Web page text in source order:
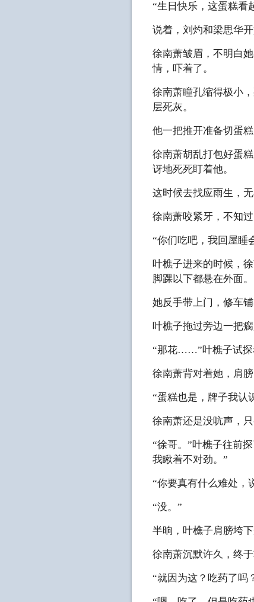
“生日快乐，这蛋糕看
说着，刘灼和梁思华
徐南萧皱眉，不明白
情，吓着了。
徐南萧瞳孔缩得极小
层死灰。
他一把推开准备切蛋
徐南萧胡乱打包好蛋
讶地死死盯着他。
这时候去找应雨生，无
徐南萧咬紧牙，不知
“你们吃吧，我回屋睡
叶樵子进来的时候，
脚踝以下都悬在外面。
她反手带上门，修车
叶樵子拖过旁边一把
“那花……”叶樵子试探
徐南萧背对着她，肩膀
“蛋糕也是，牌子我
徐南萧还是没吭声，
“徐哥。”叶樵子往前
我瞅着不对劲。”
“你要真有什么难处
“没。”
半晌，叶樵子肩膀垮
徐南萧沉默许久，终
“就因为这？吃药了吗